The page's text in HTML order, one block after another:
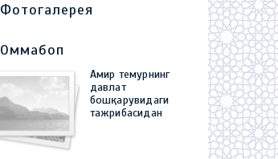
Фотогалерея
Оммабоп
Амир темурнинг
давлат
бошқарувидаги
тажрибасидан